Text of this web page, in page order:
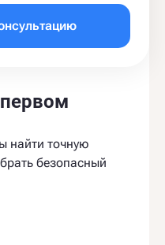
найти точную
безопасный